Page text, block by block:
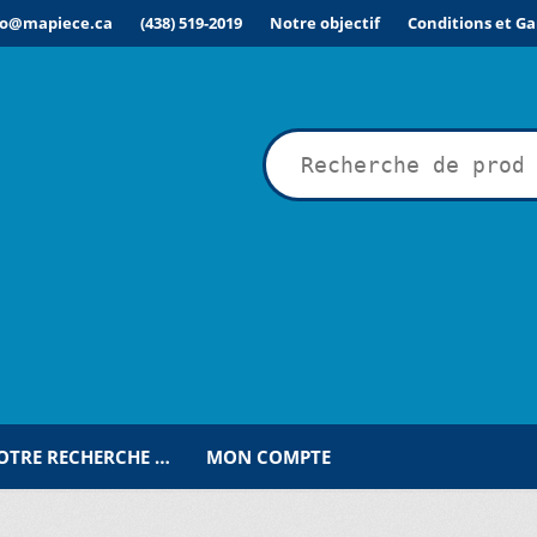
(438) 519-2019 Notre objectif Conditions et
RECHERCHE … MON COMPTE